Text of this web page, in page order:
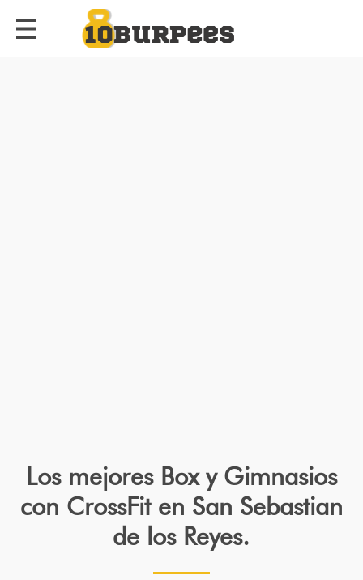
Los mejores Box y Gimnasios
con CrossFit en San Sebastian
de los Reyes.